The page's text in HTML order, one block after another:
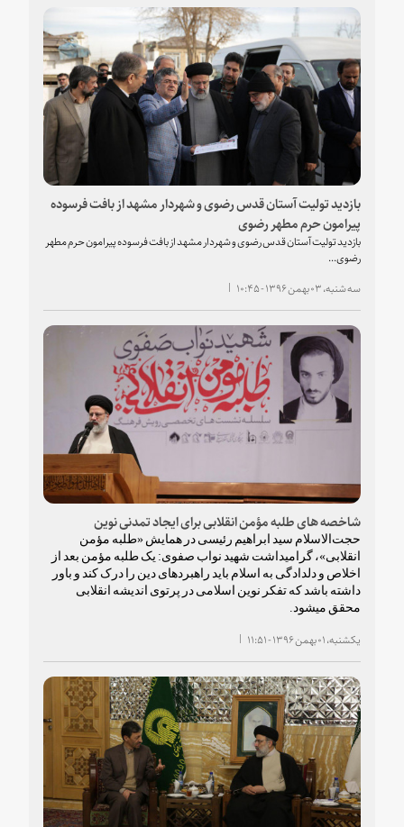
بازدید تولیت آستان قدس رضوی و شهردار مشهد از بافت فرسوده
پیرامون حرم مطهر رضوی
بازدید تولیت آستان قدس رضوی و شهردار مشهد از بافت فرسوده پیرامون حرم مطهر
رضوی...
سه شنبه، ۰۳ بهمن ۱۳۹۶ - ۱۰:۴۵
شاخصه های طلبه مؤمن انقلابی برای ایجاد تمدنی نوین
حجت‌الاسلام سید ابراهیم رئیسی در همایش «طلبه مؤمن
انقلابی»، گرامیداشت شهید نواب صفوی: یک طلبه مؤمن بعد از
اخلاص و دلدادگی به اسلام باید راهبردهای دین را درک کند و باور
داشته باشد که تفکر نوین اسلامی در پرتوی اندیشه انقلابی
محقق می‎شود.
یکشنبه، ۰۱ بهمن ۱۳۹۶ - ۱۱:۵۱